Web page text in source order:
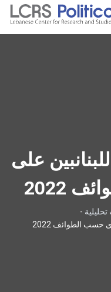
على
2022
-
حسب الطوائف 2022